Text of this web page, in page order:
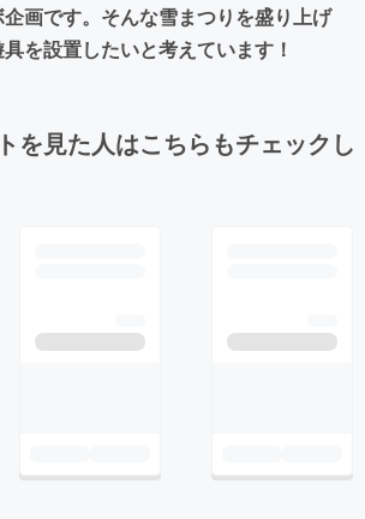
画です。そんな雪まつりを盛り上げ
を設置したいと考えています！
を見た人はこちらもチェックし